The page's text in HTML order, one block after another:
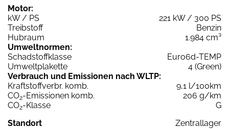
Motor:
kW / PS
221 kW / 300 PS
Treibstoff
Benzin
Hubraum
1.984 cm³
Umweltnormen:
Schadstoffklasse
Euro6d-TEMP
Umweltplakette
4 (Green)
Verbrauch und Emissionen nach WLTP:
Kraftstoffverbr. komb.
9,1 l/100km
CO2-Emissionen komb.
206 g/km
CO2-Klasse
G
Standort
Zentrallager